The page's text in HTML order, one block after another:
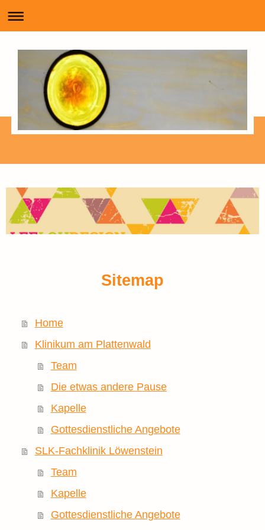
Sitemap
Home
Klinikum am Plattenwald
Team
Die etwas andere Pause
Kapelle
Gottesdienstliche Angebote
SLK-Fachklinik Löwenstein
Team
Kapelle
Gottesdienstliche Angebote